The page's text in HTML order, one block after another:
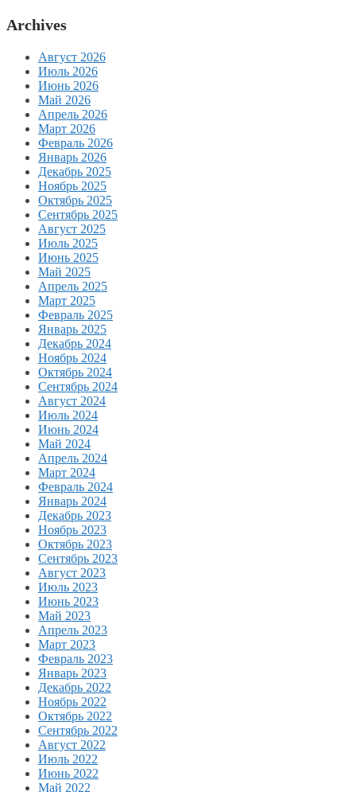
Archives
Август 2026
Июль 2026
Июнь 2026
Май 2026
Апрель 2026
Март 2026
Февраль 2026
Январь 2026
Декабрь 2025
Ноябрь 2025
Октябрь 2025
Сентябрь 2025
Август 2025
Июль 2025
Июнь 2025
Май 2025
Апрель 2025
Март 2025
Февраль 2025
Январь 2025
Декабрь 2024
Ноябрь 2024
Октябрь 2024
Сентябрь 2024
Август 2024
Июль 2024
Июнь 2024
Май 2024
Апрель 2024
Март 2024
Февраль 2024
Январь 2024
Декабрь 2023
Ноябрь 2023
Октябрь 2023
Сентябрь 2023
Август 2023
Июль 2023
Июнь 2023
Май 2023
Апрель 2023
Март 2023
Февраль 2023
Январь 2023
Декабрь 2022
Ноябрь 2022
Октябрь 2022
Сентябрь 2022
Август 2022
Июль 2022
Июнь 2022
Май 2022